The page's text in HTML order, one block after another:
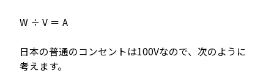
W ÷ V ＝ A
日本の普通のコンセントは100Vなので、次のように
考えます。